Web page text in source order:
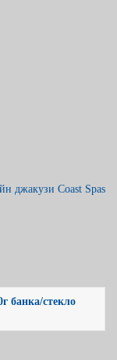
джакузи Coast Spas
банка/стекло